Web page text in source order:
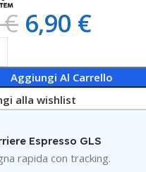
€ 6,90 €
Aggiungi Al Carrello
alla wishlist
Espresso GLS
rapida con tracking.